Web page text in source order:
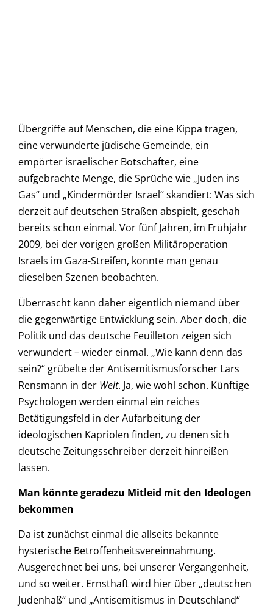
Übergriffe auf Menschen, die eine Kippa tragen,
eine verwunderte jüdische Gemeinde, ein
empörter israelischer Botschafter, eine
aufgebrachte Menge, die Sprüche wie „Juden ins
Gas“ und „Kindermörder Israel“ skandiert: Was sich
derzeit auf deutschen Straßen abspielt, geschah
bereits schon einmal. Vor fünf Jahren, im Frühjahr
2009, bei der vorigen großen Militäroperation
Israels im Gaza-Streifen, konnte man genau
dieselben Szenen beobachten.
Überrascht kann daher eigentlich niemand über
die gegenwärtige Entwicklung sein. Aber doch, die
Politik und das deutsche Feuilleton zeigen sich
verwundert – wieder einmal. „Wie kann denn das
sein?“ grübelte der Antisemitismusforscher Lars
Rensmann in der Welt. Ja, wie wohl schon. Künftige
Psychologen werden einmal ein reiches
Betätigungsfeld in der Aufarbeitung der
ideologischen Kapriolen finden, zu denen sich
deutsche Zeitungsschreiber derzeit hinreißen
lassen.
Man könnte geradezu Mitleid mit den Ideologen
bekommen
Da ist zunächst einmal die allseits bekannte
hysterische Betroffenheitsvereinnahmung.
Ausgerechnet bei uns, bei unserer Vergangenheit,
und so weiter. Ernsthaft wird hier über „deutschen
Judenhaß“ und „Antisemitismus in Deutschland“